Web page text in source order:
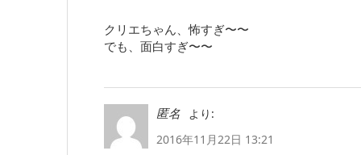
クリエちゃん、怖すぎ〜〜
でも、面白すぎ〜〜
匿名
より:
2016年11月22日 13:21